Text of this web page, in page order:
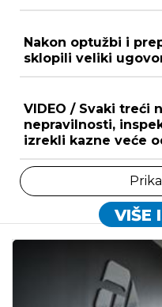
Nakon optužbi i
sklopili veliki
VIDEO / Svaki treći
nepravilnosti,
izrekli kazne veće
VIŠE